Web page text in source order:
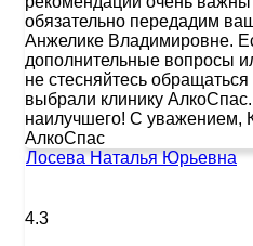
обязательно передадим
Анжелике Владимировне.
дополнительные вопросы
не стесняйтесь
выбрали клинику
наилучшего! С уважением,
АлкоСпас
Лосева Наталья Юрьевна
4.3